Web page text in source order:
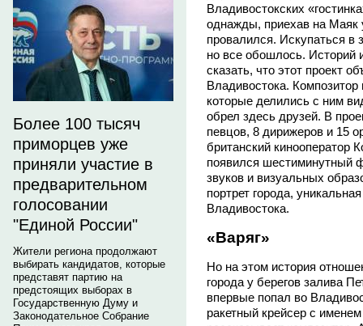
Более 100 тысяч
приморцев уже
приняли участие в
предварительном
голосовании
"Единой России"
Жители региона продолжают
выбирать кандидатов, которые
представят партию на
предстоящих выборах в
Государственную Думу и
Законодательное Собрание
Владивостокских
однажды, приехав на Маяк
провалился. Искупаться
но все обошлось. Историй
сказать, что этот проект
Владивостока.
которые делились с ним
обрел здесь друзей. В
певцов, 8 дирижеров и 15
британский
появился шестиминутный
звуков и визуальных
портрет города,
Владивостока.
«Варяг»
Но на этом история
города у берегов залива
впервые попал во
ракетный крейсер с